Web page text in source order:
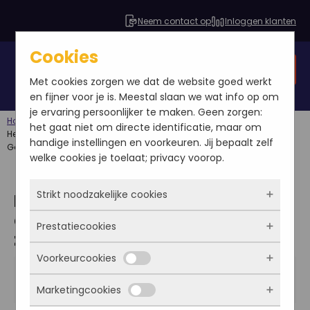
Neem contact op Inloggen klanten
Home
Google Ads
Heb jij een webshop en wil je extra opvallen in de zoekresultaten van
Google?
Heb jij een webshop en wil je
extra opvallen in de
zoekresultaten van Google?
Yalenca Boll-Schuilenburg
Google Ads
Cookies
Met cookies zorgen we dat de website goed werkt
en fijner voor je is. Meestal slaan we wat info op om
je ervaring persoonlijker te maken. Geen zorgen:
het gaat niet om directe identificatie, maar om
handige instellingen en voorkeuren. Jij bepaalt zelf
welke cookies je toelaat; privacy voorop.
Strikt noodzakelijke cookies
Deze cookies zorgen ervoor dat de website
überhaupt werkt. Ze zijn dus altijd actief en
kunnen niet worden uitgezet. Meestal worden
ze alleen geplaatst als jij iets doet, zoals
inloggen, een formulier invullen of je
Prestatiecookies
Met deze cookies zien we hoe vaak onze site
bezocht wordt, waar bezoekers vandaan
komen en welke pagina’s populair zijn. Zo
Voorkeurcookies
Deze cookies onthouden jouw voorkeuren.
Marketingcookies